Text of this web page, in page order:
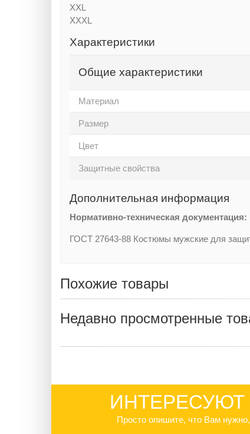
XXL
XXXL
Характеристики
Общие характеристики
Материал
Размер
Цвет
Защитные свойства
Дополнительная информация
Нормативно-техническая документация:
ГОСТ 27643-88 Костюмы мужские для
Похожие товары
Недавно просмотренные
ИНТЕРЕСУЮТ
Просто опишите, что Вам